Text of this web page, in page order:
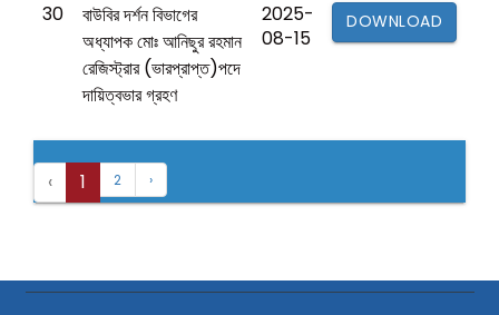
30
বাউবির দর্শন বিভাগের
অধ্যাপক মোঃ আনিছুর রহমান
রেজিস্ট্রার (ভারপ্রাপ্ত)পদে
দায়িত্বভার গ্রহণ
2025-
08-15
DOWNLOAD
‹ 1 2 ›